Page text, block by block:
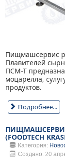
Пищмашсервис
Плавителей
ПСМ-Т
моцарелла,
продуктов.
Подробнее...
(FOODTECH
Категория:
Создано: 20